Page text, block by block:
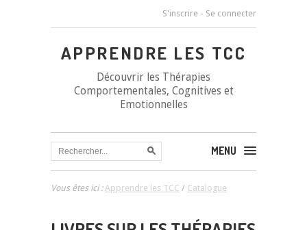
S'inscrire - Se connecter
APPRENDRE LES TCC
Découvrir les Thérapies
Comportementales, Cognitives et
Emotionnelles
MENU
Vous êtes ici :Apprendre les TCC / Catalogue